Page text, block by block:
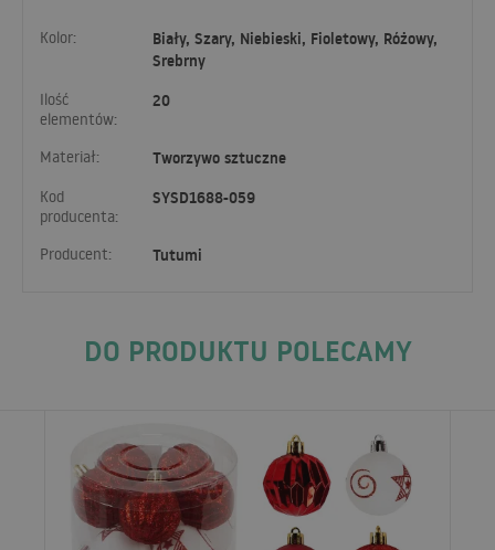
Kolor:
Biały, Szary, Niebieski, Fioletowy, Różowy,
Srebrny
Ilość
elementów:
20
Materiał: Tworzywo sztuczne
Kod
producenta:
SYSD1688-059
Producent: Tutumi
DO PRODUKTU POLECAMY